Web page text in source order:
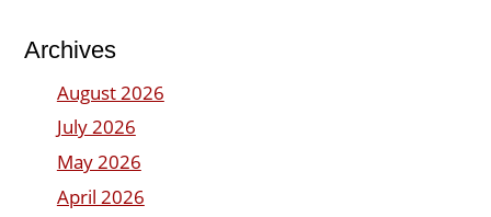
Archives
August 2026
July 2026
May 2026
April 2026